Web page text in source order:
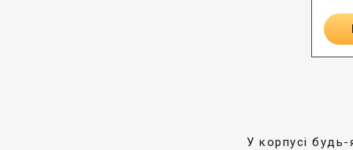
У корпусі будь-